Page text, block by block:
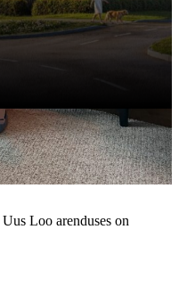
Loo arenduses on